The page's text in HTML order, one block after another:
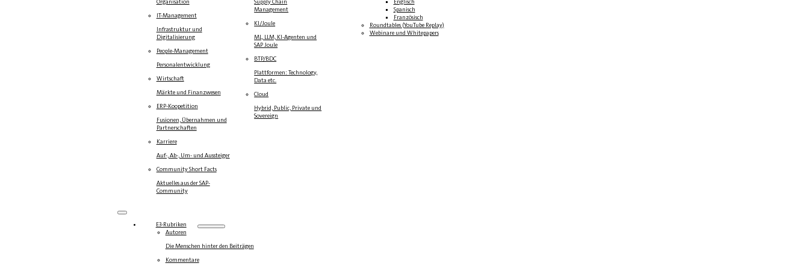
IT-Management
Infrastruktur und
Digitalisierung
People-Management
Personalentwicklung
Wirtschaft
Märkte und Finanzwesen
ERP-Koopetition
Fusionen, Übernahmen und
Partnerschaften
Karriere
Auf-, Ab-, Um- und Aussteiger
Community Short Facts
Aktuelles aus der SAP-
Community
Management
KI/Joule
ML, LLM, KI-Agenten und
SAP Joule
BTP/BDC
Plattformen: Technology,
Data etc.
Cloud
Hybrid, Public, Private und
Sovereign
Spanisch
Französisch
Roundtables (YouTube Replay)
Webinare und Whitepapers
E3-Rubriken
Autoren
Die Menschen hinter den Beiträgen
Kommentare